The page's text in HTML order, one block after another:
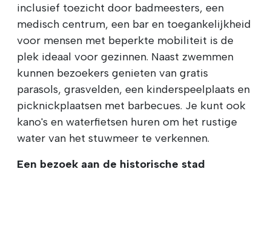
inclusief toezicht door badmeesters, een
medisch centrum, een bar en toegankelijkheid
voor mensen met beperkte mobiliteit is de
plek ideaal voor gezinnen. Naast zwemmen
kunnen bezoekers genieten van gratis
parasols, grasvelden, een kinderspeelplaats en
picknickplaatsen met barbecues. Je kunt ook
kano's en waterfietsen huren om het rustige
water van het stuwmeer te verkennen.
Een bezoek aan de historische stad